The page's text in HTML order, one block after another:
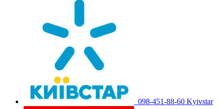
098-451-88-60 Kyivstar